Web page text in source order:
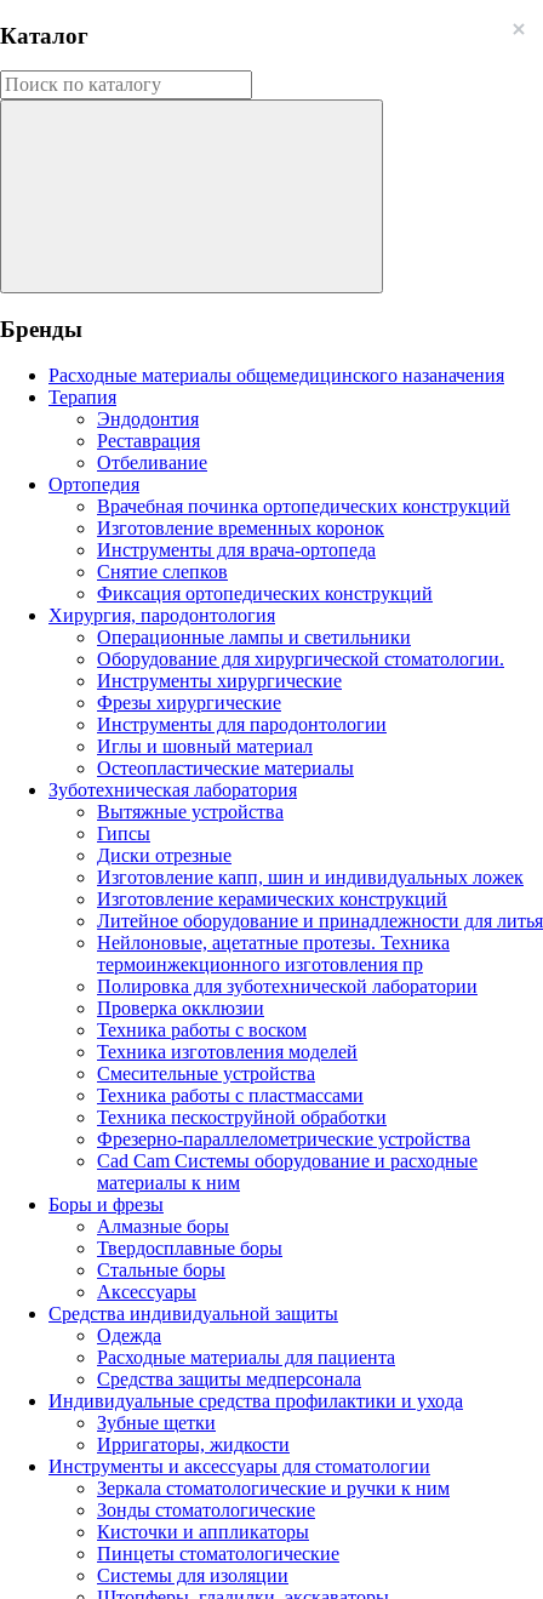
Каталог
Бренды
Расходные материалы общемедицинского назаначения
Терапия
Эндодонтия
Реставрация
Отбеливание
Ортопедия
Врачебная починка ортопедических конструкций
Изготовление временных коронок
Инструменты для врача-ортопеда
Снятие слепков
Фиксация ортопедических конструкций
Хирургия, пародонтология
Операционные лампы и светильники
Оборудование для хирургической стоматологии.
Инструменты хирургические
Фрезы хирургические
Инструменты для пародонтологии
Иглы и шовный материал
Остеопластические материалы
Зуботехническая лаборатория
Вытяжные устройства
Гипсы
Диски отрезные
Изготовление капп, шин и индивидуальных ложек
Изготовление керамических конструкций
Литейное оборудование и принадлежности для литья
Нейлоновые, ацетатные протезы. Техника
термоинжекционного изготовления пр
Полировка для зуботехнической лаборатории
Проверка окклюзии
Техника работы с воском
Техника изготовления моделей
Смесительные устройства
Техника работы с пластмассами
Техника пескоструйной обработки
Фрезерно-параллелометрические устройства
Cad Cam Системы оборудование и расходные
материалы к ним
Боры и фрезы
Алмазные боры
Твердосплавные боры
Стальные боры
Аксессуары
Средства индивидуальной защиты
Одежда
Расходные материалы для пациента
Средства защиты медперсонала
Индивидуальные средства профилактики и ухода
Зубные щетки
Ирригаторы, жидкости
Инструменты и аксессуары для стоматологии
Зеркала стоматологические и ручки к ним
Зонды стоматологические
Кисточки и аппликаторы
Пинцеты стоматологические
Системы для изоляции